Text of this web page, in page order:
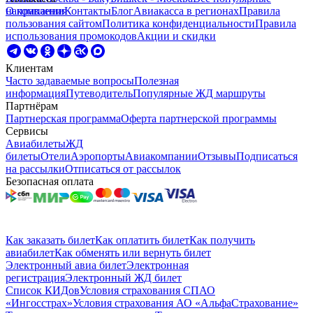
направления
О компанииКонтактыБлогАвиакасса в регионахПравила
пользования сайтомПолитика конфиденциальностиПравила
использования промокодовАкции и скидки
Клиентам
Часто задаваемые вопросыПолезная
информацияПутеводительПопулярные ЖД маршруты
Партнёрам
Партнерская программаОферта партнерской программы
Сервисы
АвиабилетыЖД
билетыОтелиАэропортыАвиакомпанииОтзывыПодписаться
на рассылкиОтписаться от рассылок
Безопасная оплата
Как заказать билетКак оплатить билетКак получить
авиабилетКак обменять или вернуть билет
Электронный авиа билетЭлектронная
регистрацияЭлектронный ЖД билет
Список КИДовУсловия страхования СПАО
«Ингосстрах»Условия страхования АО «АльфаСтрахование»